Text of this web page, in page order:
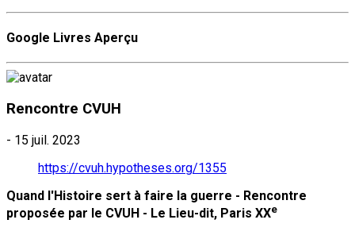
Google Livres Aperçu
Rencontre CVUH
- 15 juil. 2023
https://cvuh.hypotheses.org/1355
Quand l'Histoire sert à faire la guerre - Rencontre
proposée par le CVUH - Le Lieu-dit, Paris XXe